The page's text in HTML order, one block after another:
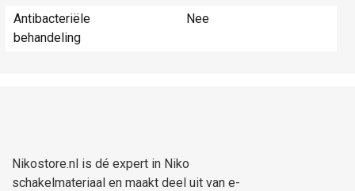
Antibacteriële
behandeling
Nee
Nikostore.nl is dé expert in Niko
schakelmateriaal en maakt deel uit van e-